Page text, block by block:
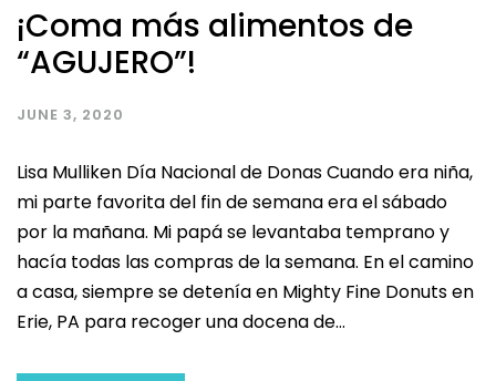
¡Coma más alimentos de
“AGUJERO”!
JUNE 3, 2020
Lisa Mulliken Día Nacional de Donas Cuando era niña,
mi parte favorita del fin de semana era el sábado
por la mañana. Mi papá se levantaba temprano y
hacía todas las compras de la semana. En el camino
a casa, siempre se detenía en Mighty Fine Donuts en
Erie, PA para recoger una docena de...